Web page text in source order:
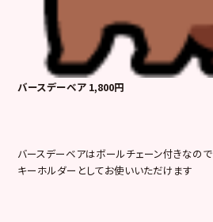
バースデーベア 1,800円
バースデーベアはボールチェーン付きなので
キーホルダーとしてお使いいただけます